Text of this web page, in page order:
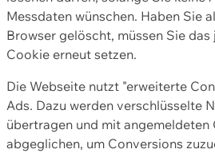
Messdaten wünschen. Haben Sie
Browser gelöscht, müssen Sie
Cookie erneut setzen.
Die Webseite nutzt "erweiterte
Ads. Dazu werden verschlüsselte
übertragen und mit angemeldeten
abgeglichen, um Conversions